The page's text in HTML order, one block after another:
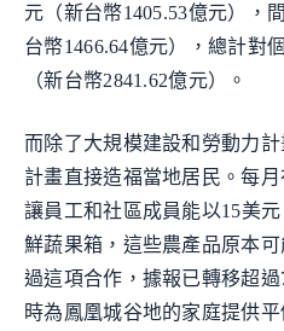
元（新台幣1405.53億元），
台幣1466.64億元），總計對
（新台幣2841.62億元）。
而除了大規模建設和勞動力
計畫直接造福當地居民。每
讓員工和社區成員能以15美
鮮蔬果箱，這些農產品原本
過這項合作，據報已轉移超
時為鳳凰城谷地的家庭提供平